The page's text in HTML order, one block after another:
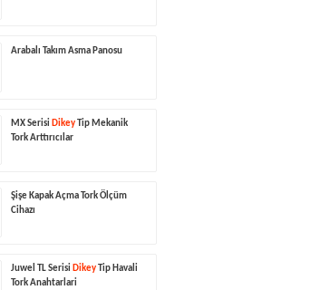
Arabalı Takım Asma Panosu
MX Serisi DikeyTip Mekanik
Tork Arttırıcılar
Şişe Kapak Açma Tork Ölçüm
Cihazı
Juwel TL SerisiDikey Tip Havali
Tork Anahtarlari